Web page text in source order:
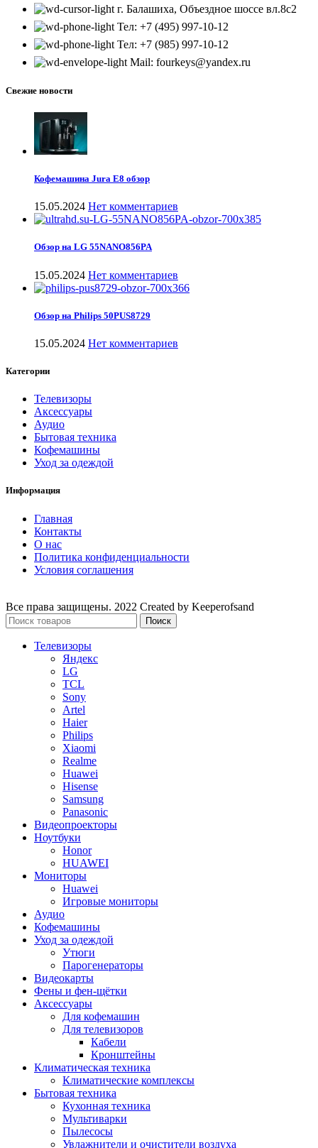
г. Балашиха, Объездное шоссе вл.8c2
Тел: +7 (495) 997-10-12
Тел: +7 (985) 997-10-12
Mail: fourkeys@yandex.ru
Свежие новости
Кофемашина Jura E8 обзор
15.05.2024 Нет комментариев
Обзор на LG 55NANO856PA
15.05.2024 Нет комментариев
Обзор на Philips 50PUS8729
15.05.2024 Нет комментариев
Категории
Телевизоры
Аксессуары
Аудио
Бытовая техника
Кофемашины
Уход за одеждой
Информация
Главная
Контакты
О нас
Политика конфиденциальности
Условия соглашения
Все права защищены. 2022 Created by Keeperofsand
Поиск
Телевизоры
Яндекс
LG
TCL
Sony
Artel
Haier
Philips
Xiaomi
Realme
Huawei
Hisense
Samsung
Panasonic
Видеопроекторы
Ноутбуки
Honor
HUAWEI
Мониторы
Huawei
Игровые мониторы
Аудио
Кофемашины
Уход за одеждой
Утюги
Парогенераторы
Видеокарты
Фены и фен-щётки
Аксессуары
Для кофемашин
Для телевизоров
Кабели
Кронштейны
Климатическая техника
Климатические комплексы
Бытовая техника
Кухонная техника
Мультиварки
Пылесосы
Увлажнители и очистители воздуха